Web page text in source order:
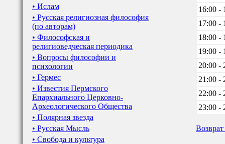
• Ислам
• Русская религиозная философия
(по авторам)
• Философская и
религиоведческая периодика
• Вопросы философии и
психологии
• Гермес
• Известия Пермского
Епархиального Церковно-
Археологического Общества
• Полярная звезда
• Русская Мысль
• Свобода и культура
16:00 -
17:00 -
18:00 -
19:00 -
20:00 -
21:00 -
22:00 -
23:00 -
Возврат